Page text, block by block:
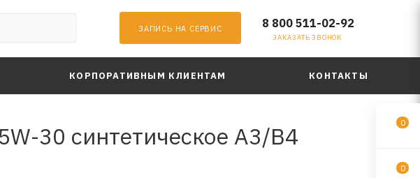
ЗАПИСЬ НА СЕРВИС 8 800 511-02-92
ЗАКАЗАТЬ ЗВОНОК
КОРПОРАТИВНЫМ КЛИЕНТАМ КОНТАКТЫ
30 синтетическое A3/B4
0
0